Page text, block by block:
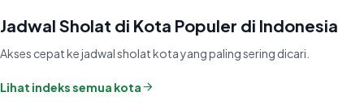
Jadwal Sholat di Kota Populer di Indonesia
Akses cepat ke jadwal sholat kota yang paling sering dicari.
Lihat indeks semua kota